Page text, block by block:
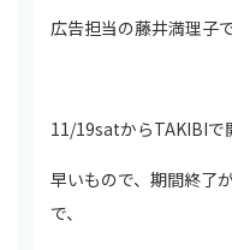
広告担当の藤井満理子
11/19satからTAKIBIで
早いもので、期間終了
で、